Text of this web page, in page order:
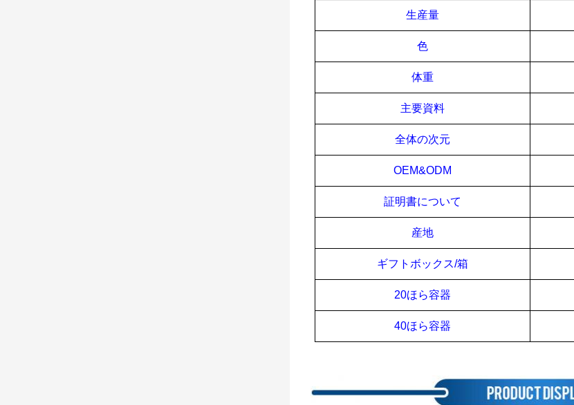
生産量
色
体重
主要資料
全体の次元
OEM&ODM
証明書について
産地
ギフトボックス/箱
20ほら容器
40ほら容器